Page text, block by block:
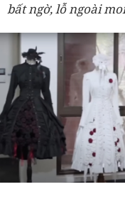
bất ngờ, lỗ ngoài